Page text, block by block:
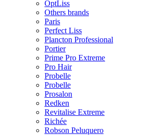
OptLiss
Others brands
Paris
Perfect Liss
Plancton Professional
Portier
Prime Pro Extreme
Pro Hair
Probelle
Probelle
Prosalon
Redken
Revitalise Extreme
Richée
Robson Peluquero